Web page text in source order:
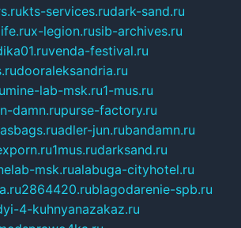
kts-services.rudark-sand.ru
x-legion.rusib-archives.ru
venda-festival.ru
dooraleksandria.ru
mine-lab-msk.ru1-mus.ru
damn.rupurse-factory.ru
adler-jun.rubandamn.ru
1mus.rudarksand.ru
msk.rualabuga-cityhotel.ru
2864420.rublagodarenie-spb.ru
4-kuhnyanazakaz.ru